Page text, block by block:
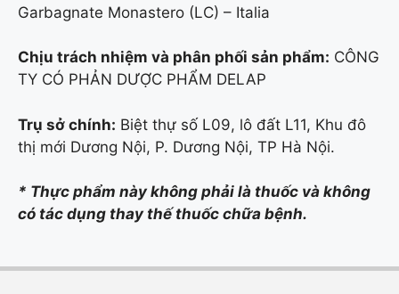
Garbagnate Monastero (LC) – Italia
Chịu trách nhiệm và phân phối sản phẩm: CÔNG
TY CÓ PHẢN DƯỢC PHẨM DELAP
Trụ sở chính: Biệt thự số L09, lô đất L11, Khu đô
thị mới Dương Nội, P. Dương Nội, TP Hà Nội.
* Thực phẩm này không phải là thuốc và không
có tác dụng thay thế thuốc chữa bệnh.